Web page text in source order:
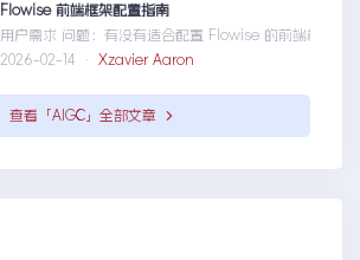
Flowise 前端框架配置指南
用户需求 问题：有没有适合配置 Flowise 的前端框
2026-02-14 · Xzavier Aaron
查看「AIGC」全部文章